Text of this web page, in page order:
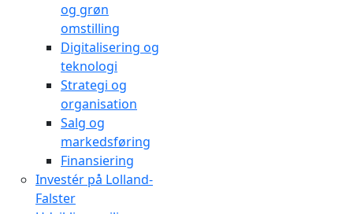
og grøn
omstilling
Digitalisering og
teknologi
Strategi og
organisation
Salg og
markedsføring
Finansiering
Investér på Lolland-
Falster